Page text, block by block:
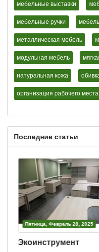
мебельные выставки
мебельные ручки
металлическая мебель
модульная мебель
натуральная кожа
организация рабочего места
Последние статьи
Пятница, Февраль 28, 2025
Экоинструмент